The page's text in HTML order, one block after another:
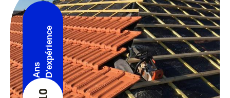
Ans D'expérience